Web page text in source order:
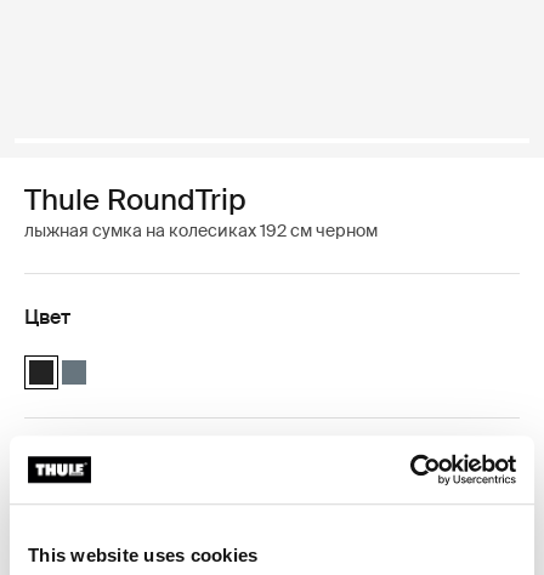
This website uses cookies
Thule RoundTrip
лыжная сумка на колесиках 192 см черном
Цвет
Thule RoundTrip Ski Roller 192cm Чёрный (selected)
Thule RoundTrip Ski Roller 192cm Темно-серый шифер
Гарантия Thule